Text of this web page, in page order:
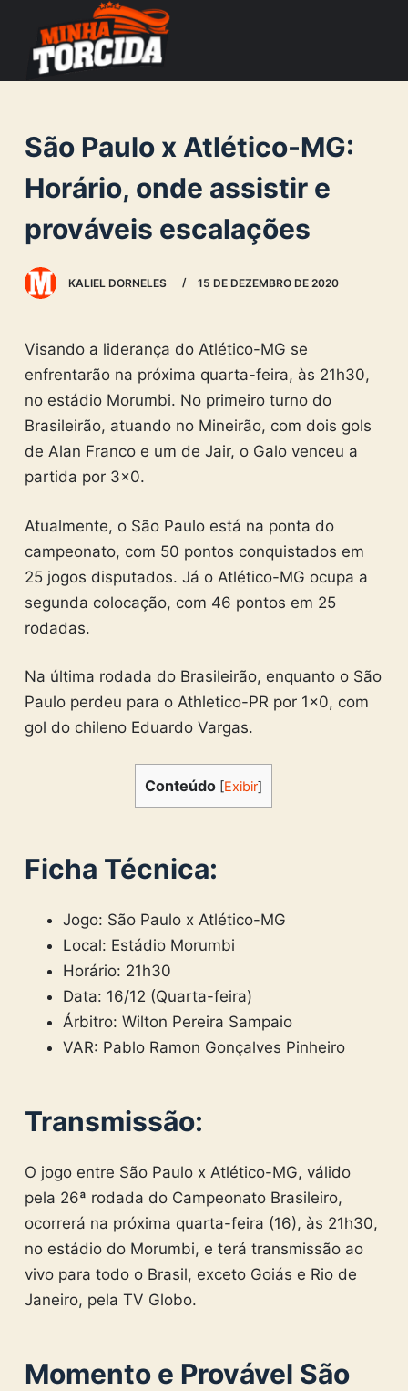
o
c
o
n
e
São Paulo x Atlético-MG:
Horário, onde assistir e
prováveis escalações
KALIEL DORNELES 15 DE DEZEMBRO DE 2020
Visando a liderança do Atlético-MG se
enfrentarão na próxima quarta-feira, às 21h30,
no estádio Morumbi. No primeiro turno do
Brasileirão, atuando no Mineirão, com dois gols
de Alan Franco e um de Jair, o Galo venceu a
partida por 3×0.
Atualmente, o São Paulo está na ponta do
campeonato, com 50 pontos conquistados em
25 jogos disputados. Já o Atlético-MG ocupa a
segunda colocação, com 46 pontos em 25
rodadas.
Na última rodada do Brasileirão, enquanto o São
Paulo perdeu para o Athletico-PR por 1×0, com
gol do chileno Eduardo Vargas.
Conteúdo [Exibir]
Ficha Técnica:
Jogo: São Paulo x Atlético-MG
Local: Estádio Morumbi
Horário: 21h30
Data: 16/12 (Quarta-feira)
Árbitro: Wilton Pereira Sampaio
VAR: Pablo Ramon Gonçalves Pinheiro
Transmissão:
O jogo entre São Paulo x Atlético-MG, válido
pela 26ª rodada do Campeonato Brasileiro,
ocorrerá na próxima quarta-feira (16), às 21h30,
no estádio do Morumbi, e terá transmissão ao
vivo para todo o Brasil, exceto Goiás e Rio de
Janeiro, pela TV Globo.
Momento e Provável São